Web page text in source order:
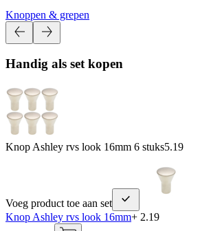
Knoppen & grepen
Handig als set kopen
Knop Ashley rvs look 16mm 6 stuks5.19
Voeg product toe aan set
Knop Ashley rvs look 16mm+ 2.19